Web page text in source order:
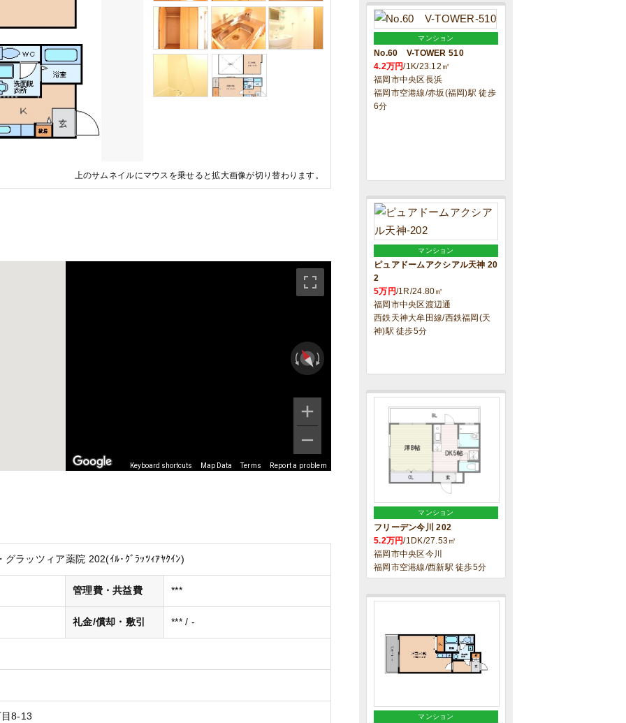
上のサムネイルにマウスを乗せると拡大画像が切り替わります。
Keyboard shortcuts Map Data Terms Report a problem
ラッツィア薬院 202(ｲﾙ･ｸﾞﾗｯﾂｨｱﾔｸｲﾝ)
管理費・共益費 ***
礼金/償却・敷引 *** / -
8-13
マンション
No.60 V-TOWER 510
4.2万円/1K/23.12㎡
福岡市中央区長浜
福岡市空港線/赤坂(福岡)駅 徒歩
6分
マンション
ピュアドームアクシアル天神 20
2
5万円/1R/24.80㎡
福岡市中央区渡辺通
西鉄天神大牟田線/西鉄福岡(天
神)駅 徒歩5分
マンション
フリーデン今川 202
5.2万円/1DK/27.53㎡
福岡市中央区今川
福岡市空港線/西新駅 徒歩5分
マンション